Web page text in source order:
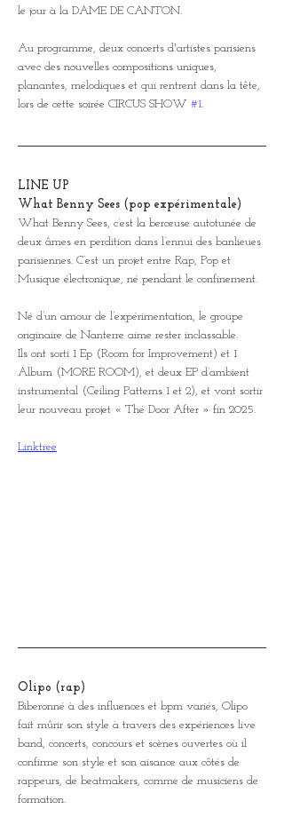
le jour à la DAME DE CANTON.
Au programme, deux concerts d'artistes parisiens
avec des nouvelles compositions uniques,
planantes, mélodiques et qui rentrent dans la tête,
lors de cette soirée CIRCUS SHOW #1.
LINE UP
What Benny Sees (pop expérimentale)
What Benny Sees, c’est la berceuse autotunée de
deux âmes en perdition dans l’ennui des banlieues
parisiennes. C’est un projet entre Rap, Pop et
Musique électronique, né pendant le confinement.
Né d’un amour de l’expérimentation, le groupe
originaire de Nanterre aime rester inclassable.
Ils ont sorti 1 Ep (Room for Improvement) et 1
Album (MORE ROOM), et deux EP d’ambient
instrumental (Ceiling Patterns 1 et 2), et vont sortir
leur nouveau projet « Thé Door After » fin 2025.
Linktree
Olipo (rap)
Biberonné à des influences et bpm variés, Olipo
fait mûrir son style à travers des expériences live
band, concerts, concours et scènes ouvertes où il
confirme son style et son aisance aux côtés de
rappeurs, de beatmakers, comme de musiciens de
formation.